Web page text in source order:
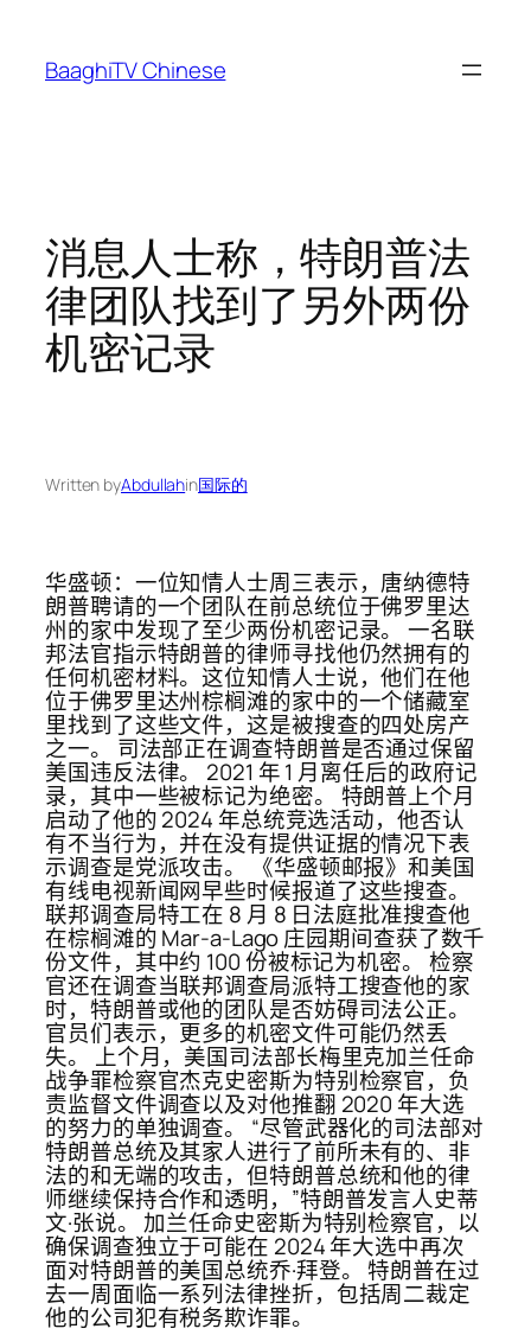
content
BaaghiTV Chinese
消息人士称，特朗普法
律团队找到了另外两份
机密记录
Written byAbdullahin国际的
华盛顿：一位知情人士周三表示，唐纳德特
朗普聘请的一个团队在前总统位于佛罗里达
州的家中发现了至少两份机密记录。 一名联
邦法官指示特朗普的律师寻找他仍然拥有的
任何机密材料。这位知情人士说，他们在他
位于佛罗里达州棕榈滩的家中的一个储藏室
里找到了这些文件，这是被搜查的四处房产
之一。 司法部正在调查特朗普是​​否通过保留
美国违反法律。 2021 年 1 月离任后的政府记
录，其中一些被标记为绝密。 特朗普上个月
启动了他的 2024 年总统竞选活动，他否认
有不当行为，并在没有提供证据的情况下表
示调查是党派攻击。 《华盛顿邮报》和美国
有线电视新闻网早些时候报道了这些搜查。
联邦调查局特工在 8 月 8 日法庭批准搜查他
在棕榈滩的 Mar-a-Lago 庄园期间查获了数千
份文件，其中约 100 份被标记为机密。 检察
官还在调查当联邦调查局派特工搜查他的家
时，特朗普或他的团队是否妨碍司法公正。
官员们表示，更多的机密文件可能仍然丢
失。 上个月，美国司法部长梅里克加兰任命
战争罪检察官杰克史密斯为特别检察官，负
责监督文件调查以及对他推翻 2020 年大选
的努力的单独调查。 “尽管武器化的司法部对
特朗普总统及其家人进行了前所未有的、非
法的和无端的攻击，但特朗普总统和他的律
师继续保持合作和透明，”特朗普发言人史蒂
文·张说。 加兰任命史密斯为特别检察官，以
确保调查独立于可能在 2024 年大选中再次
面对特朗普的美国总统乔·拜登。 特朗普在过
去一周面临一系列法律挫折，包括周二裁定
他的公司犯有税务欺诈罪。